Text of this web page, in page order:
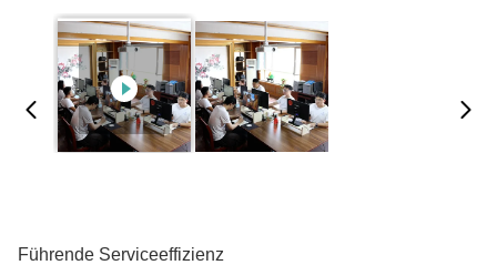
Führende Serviceeffizienz